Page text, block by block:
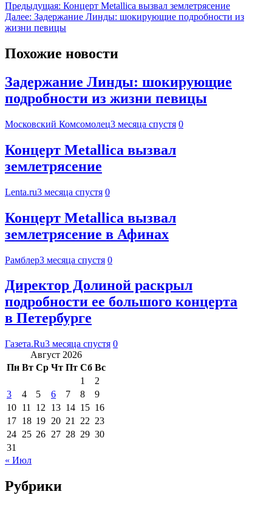
Предыдущая: Концерт Metallica вызвал землетрясение
Далее: Задержание Линды: шокирующие подробности из
жизни певицы
Похожие новости
Задержание Линды: шокирующие
подробности из жизни певицы
Московский Комсомолец3 месяца спустя 0
Концерт Metallica вызвал
землетрясение
Lenta.ru3 месяца спустя 0
Концерт Metallica вызвал
землетрясение в Афинах
Рамблер3 месяца спустя 0
Директор Долиной раскрыл
подробности ее большого концерта
в Петербурге
Газета.Ru3 месяца спустя 0
Август 2026
Пн Вт Ср Чт Пт Сб Вс
1
2
3
4 5 6 7 8
9
10 11 12 13 14 15 16
17 18 19 20 21 22 23
24 25 26 27 28 29 30
31
« Июл
Рубрики